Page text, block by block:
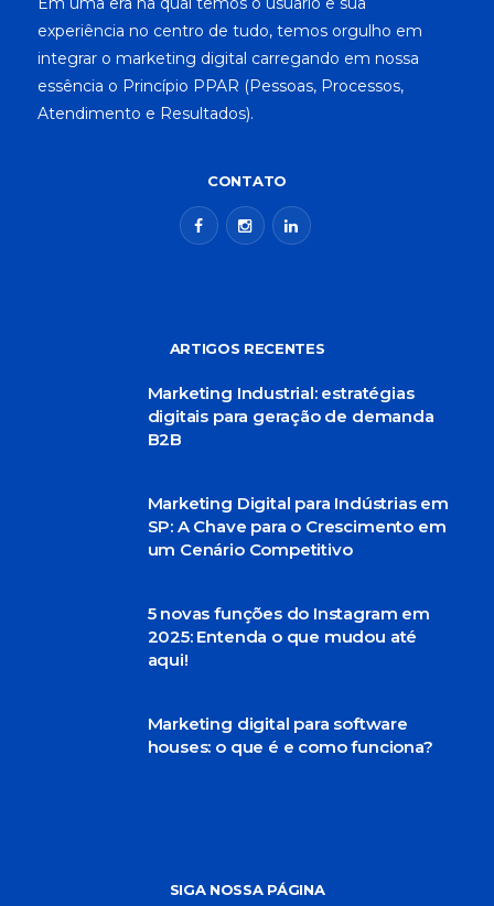
experiência no centro de tudo, temos orgulho em
integrar o marketing digital carregando em nossa
essência o Princípio PPAR (Pessoas, Processos,
Atendimento e Resultados).
CONTATO
ARTIGOS RECENTES
Marketing Industrial: estratégias
digitais para geração de demanda
B2B
Marketing Digital para Indústrias em
SP: A Chave para o Crescimento em
um Cenário Competitivo
5 novas funções do Instagram em
2025: Entenda o que mudou até
aqui!
Marketing digital para software
houses: o que é e como funciona?
SIGA NOSSA PÁGINA